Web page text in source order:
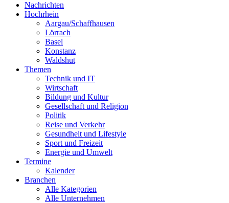
Nachrichten
Hochrhein
Aargau/Schaffhausen
Lörrach
Basel
Konstanz
Waldshut
Themen
Technik und IT
Wirtschaft
Bildung und Kultur
Gesellschaft und Religion
Politik
Reise und Verkehr
Gesundheit und Lifestyle
Sport und Freizeit
Energie und Umwelt
Termine
Kalender
Branchen
Alle Kategorien
Alle Unternehmen